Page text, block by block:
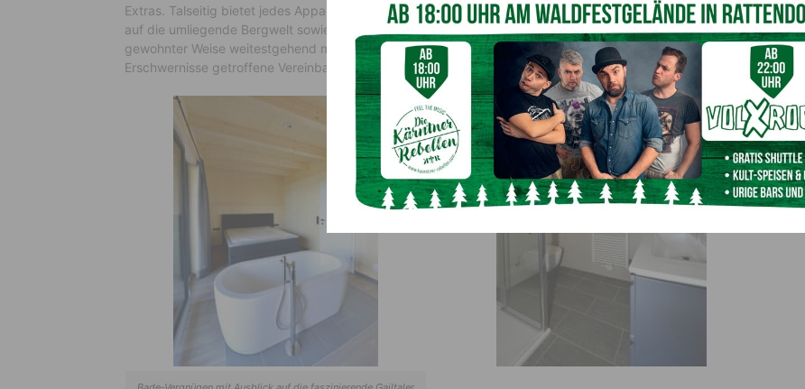
Extras. Talseitig bietet jedes Appartement in jeder Ebene großzügige Balkon-Flächen mit Panoramablick
auf die umliegende Bergwelt sowie in das Gailtal. Holzbaumeister
Georg Hubmann: „Wir haben in
gewohnter Weise weitestgehend mit einheimischen Partnern gearbeitet, die auch während der Pandemie-
Erschwernisse getroffene Vereinbarungen eingehalten haben.“